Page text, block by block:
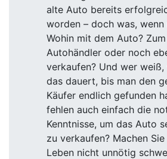
alte Auto bereits
worden – doch was, wenn
Wohin mit dem Auto? Zum
Autohändler oder noch
verkaufen? Und wer
das dauert, bis man den
Käufer endlich gefunden
fehlen auch einfach die
Kenntnisse, um das Auto
zu verkaufen? Machen
Leben nicht unnötig